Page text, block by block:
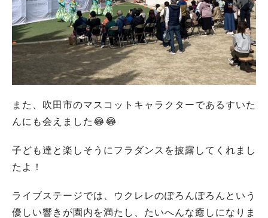
また、吹田市のマスコットキャラクターであるすいた
んにも会えました😂😂
子ども達と楽しそうにフラダンスを披露してくれまし
たよ！
ライブステージでは、ウクレレのぽろんぽろんという
優しい響きが園内を満たし、たいへんな癒しになりま